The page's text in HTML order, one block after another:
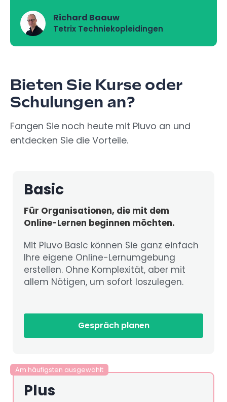
Richard Baauw
Tetrix Techniekopleidingen
Bieten Sie Kurse oder
Schulungen an?
Fangen Sie noch heute mit Pluvo an und
entdecken Sie die Vorteile.
Basic
Für Organisationen, die mit dem
Online-Lernen beginnen möchten.
Mit Pluvo Basic können Sie ganz einfach
Ihre eigene Online-Lernumgebung
erstellen. Ohne Komplexität, aber mit
allem Nötigen, um sofort loszulegen.
Gespräch planen
Am häufigsten ausgewählt
Plus